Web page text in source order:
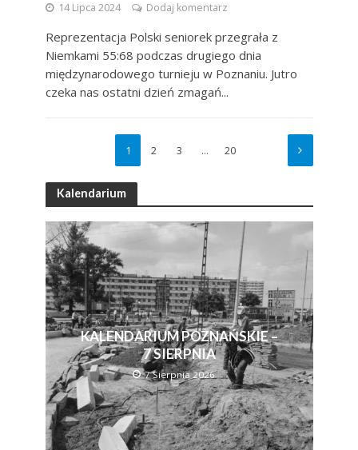
14 Lipca 2024 Dodaj komentarz
Reprezentacja Polski seniorek przegrała z
Niemkami 55:68 podczas drugiego dnia
międzynarodowego turnieju w Poznaniu. Jutro
czeka nas ostatni dzień zmagań...
1 2 3 … 20
Kalendarium
KALENDARIUM POZNAŃSKIE –
7 SIERPNIA
7 Sierpnia 2026